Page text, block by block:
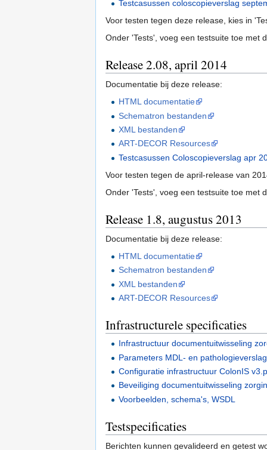
Testcasussen coloscopieverslag
Voor testen tegen deze release, kies in
Onder 'Tests', voeg een testsuite toe met
Release 2.08, april 2014
Documentatie bij deze release:
HTML documentatie
Schematron bestanden
XML bestanden
ART-DECOR Resources
Testcasussen Coloscopieverslag apr
Voor testen tegen de april-release van
Onder 'Tests', voeg een testsuite toe met
Release 1.8, augustus 2013
Documentatie bij deze release:
HTML documentatie
Schematron bestanden
XML bestanden
ART-DECOR Resources
Infrastructurele specificaties
Infrastructuur documentuitwisseling
Parameters MDL- en
Configuratie infrastructuur ColonIS
Beveiliging documentuitwisseling
Voorbeelden, schema's, WSDL
Testspecificaties
Berichten kunnen gevalideerd en getest